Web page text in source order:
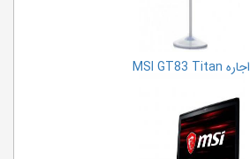
اجاره MSI GT83 Titan